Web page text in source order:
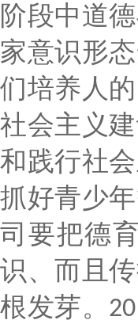
阶段中道
家意识形
们培养人
社会主义
和践行社
抓好青少
司要把德
识、而且
根发芽。